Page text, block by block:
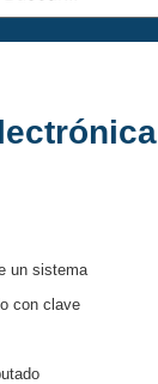
un sistema
con clave